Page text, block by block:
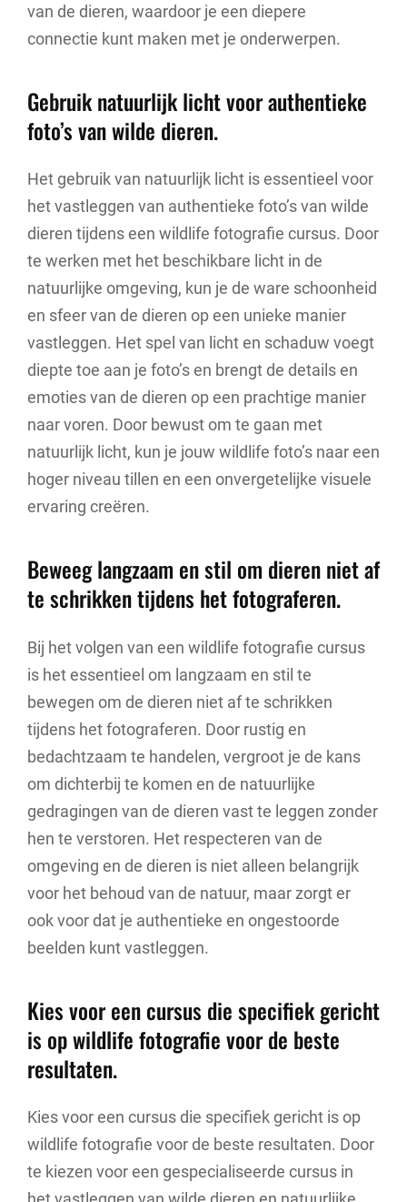
van de dieren, waardoor je een diepere
connectie kunt maken met je onderwerpen.
Gebruik natuurlijk licht voor authentieke
foto’s van wilde dieren.
Het gebruik van natuurlijk licht is essentieel voor
het vastleggen van authentieke foto’s van wilde
dieren tijdens een wildlife fotografie cursus. Door
te werken met het beschikbare licht in de
natuurlijke omgeving, kun je de ware schoonheid
en sfeer van de dieren op een unieke manier
vastleggen. Het spel van licht en schaduw voegt
diepte toe aan je foto’s en brengt de details en
emoties van de dieren op een prachtige manier
naar voren. Door bewust om te gaan met
natuurlijk licht, kun je jouw wildlife foto’s naar een
hoger niveau tillen en een onvergetelijke visuele
ervaring creëren.
Beweeg langzaam en stil om dieren niet af
te schrikken tijdens het fotograferen.
Bij het volgen van een wildlife fotografie cursus
is het essentieel om langzaam en stil te
bewegen om de dieren niet af te schrikken
tijdens het fotograferen. Door rustig en
bedachtzaam te handelen, vergroot je de kans
om dichterbij te komen en de natuurlijke
gedragingen van de dieren vast te leggen zonder
hen te verstoren. Het respecteren van de
omgeving en de dieren is niet alleen belangrijk
voor het behoud van de natuur, maar zorgt er
ook voor dat je authentieke en ongestoorde
beelden kunt vastleggen.
Kies voor een cursus die specifiek gericht
is op wildlife fotografie voor de beste
resultaten.
Kies voor een cursus die specifiek gericht is op
wildlife fotografie voor de beste resultaten. Door
te kiezen voor een gespecialiseerde cursus in